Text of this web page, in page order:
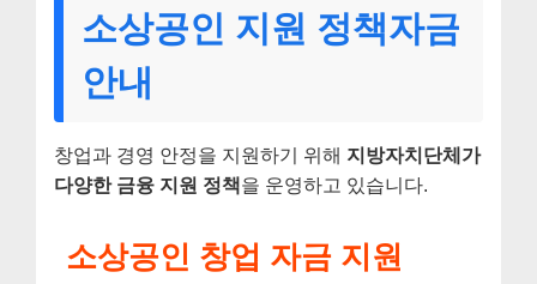
소상공인 지원 정책자금
안내
창업과 경영 안정을 지원하기 위해 지방자치단체가
다양한 금융 지원 정책을 운영하고 있습니다.
소상공인 창업 자금 지원